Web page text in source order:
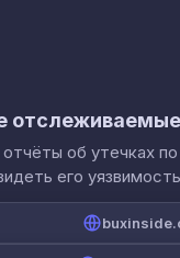
отчёты об утечках
его